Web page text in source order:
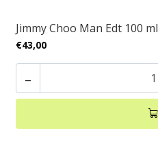
Jimmy Choo Man Edt 100 ml
€43,00
-